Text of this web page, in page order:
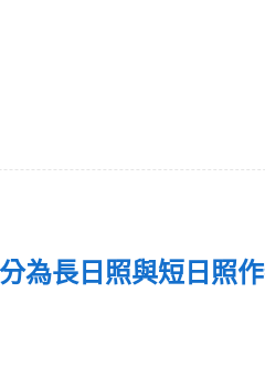
為長日照與短日照